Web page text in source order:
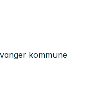
kommune